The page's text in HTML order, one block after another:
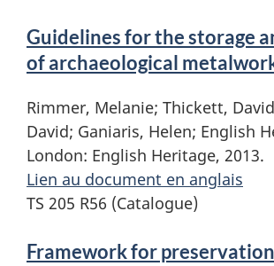
Guidelines for the storage
of archaeological
Rimmer, Melanie; Thickett,
David; Ganiaris, Helen; English
London: English Heritage, 2013.
Lien au document en anglais
TS 205 R56 (Catalogue)
Framework for